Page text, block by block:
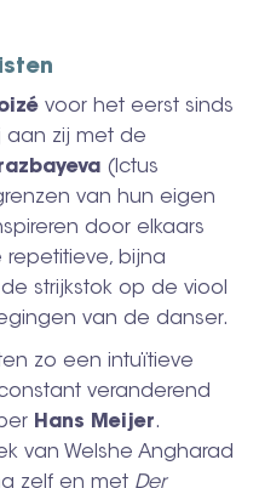
voor het eerst sinds
aan zij met de
(Ictus
van hun eigen
door elkaars
bijna
strijkstok op de viool
van de danser.
zo een intuïtieve
veranderend
Hans Meijer.
van Welshe Angharad
zelf en met Der